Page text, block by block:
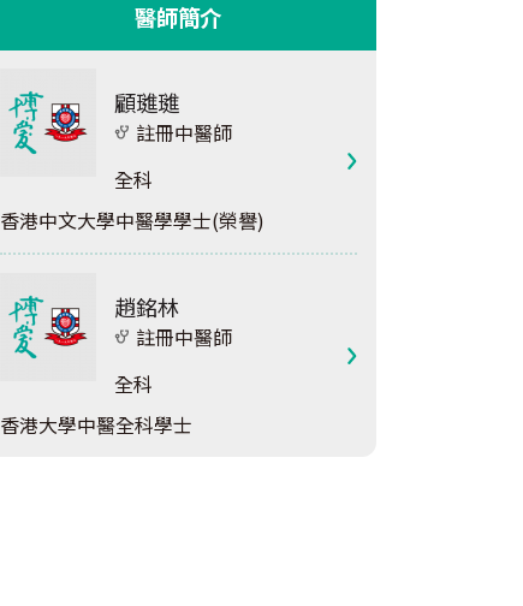
醫師簡介
顧璡璡
註冊中醫師
全科
香港中文大學中醫學學士(榮譽)
趙銘林
註冊中醫師
全科
香港大學中醫全科學士